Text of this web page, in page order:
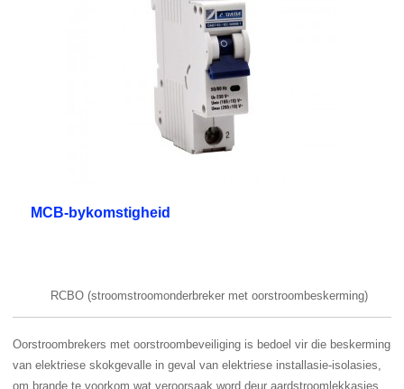
MCB-bykomstigheid
RCBO (stroomstroomonderbreker met oorstroombeskerming)
Oorstroombrekers met oorstroombeveiliging is bedoel vir die beskerming
van elektriese skokgevalle in geval van elektriese installasie-isolasies,
om brande te voorkom wat veroorsaak word deur aardstroomlekkasies,